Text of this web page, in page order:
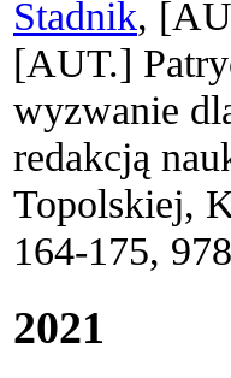
Stadnik,
[AUT.]
wyzwanie
redakcją
Topolskiej,
164-175,
2021